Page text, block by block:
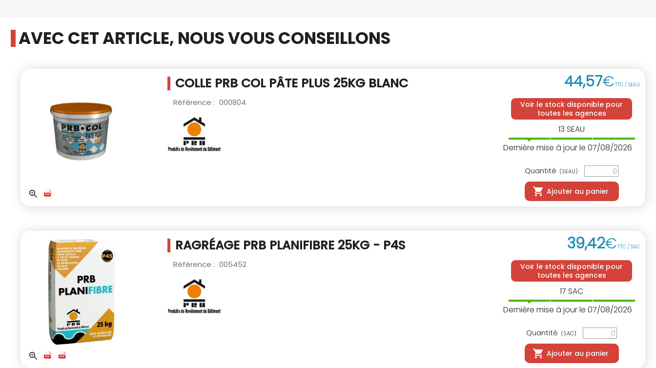
AVEC CET ARTICLE, NOUS VOUS CONSEILLONS
COLLE PRB COL PÂTE PLUS 25KG BLANC
Référence : 000804
44,57€TTC / SEAU
Voir le stock disponible pour
toutes les agences
13 SEAU
Dernière mise à jour le 07/08/2026
Quantité (SEAU)
Ajouter au panier
RAGRÉAGE PRB PLANIFIBRE 25KG - P4S
Référence : 005452
39,42€TTC / SAC
Voir le stock disponible pour
toutes les agences
17 SAC
Dernière mise à jour le 07/08/2026
Quantité (SAC)
Ajouter au panier